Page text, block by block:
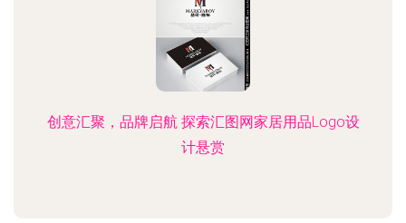
创意汇聚，品牌启航 探索汇图网家居用品Logo设
计悬赏